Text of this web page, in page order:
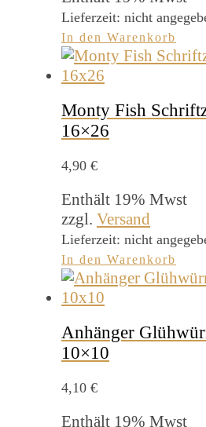
Lieferzeit: nicht
In den Warenkorb
Monty Fish
16×26
4,90 €
Enthält 19% Mwst
zzgl. Versand
Lieferzeit: nicht
In den Warenkorb
Anhänger
10×10
4,10 €
Enthält 19% Mwst